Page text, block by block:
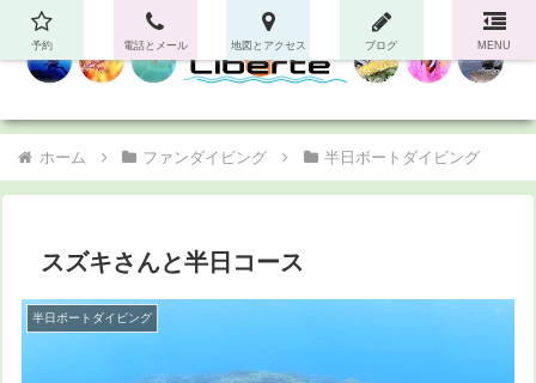
ホーム ファンダイビング 半日ボートダイビング
スズキさんと半日コース
半日ボートダイビング
予約 電話とメール 地図とアクセス ブログ MENU